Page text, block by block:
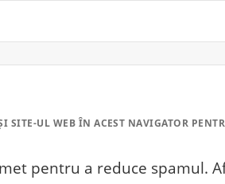
SITE-UL WEB ÎN ACEST NAVIGATOR
pentru a reduce spamul.